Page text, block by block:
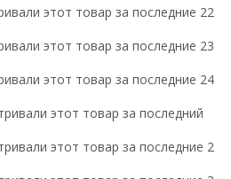
этот товар за последние 22
этот товар за последние 23
этот товар за последние 24
этот товар за последний
этот товар за последние 2